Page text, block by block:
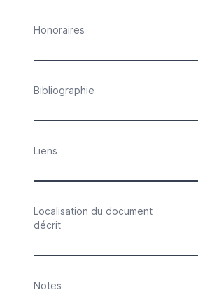
Honoraires
Bibliographie
Liens
Localisation du document
décrit
Notes